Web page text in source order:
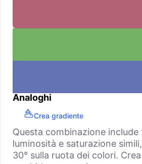
Analoghi
Crea gradiente
Questa combinazione
luminosità e saturazione
30° sulla ruota dei colori.